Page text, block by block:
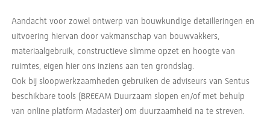
Aandacht voor zowel ontwerp van bouwkundige detailleringen en
uitvoering hiervan door vakmanschap van bouwvakkers,
materiaalgebruik, constructieve slimme opzet en hoogte van
ruimtes, eigen hier ons inziens aan ten grondslag.
Ook bij sloopwerkzaamheden gebruiken de adviseurs van Sentus
beschikbare tools (BREEAM Duurzaam slopen en/of met behulp
van online platform Madaster) om duurzaamheid na te streven.